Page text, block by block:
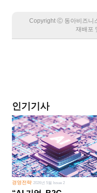
Copyright Ⓒ 동아비즈니
재배포
인기기사
경영전략2026년 5월 Issue 2